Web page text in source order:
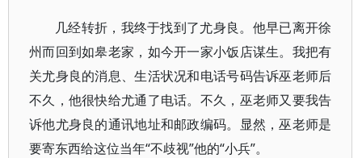
几经转折，我终于找到了尤身良。他早已离开徐
州而回到如皋老家，如今开一家小饭店谋生。我把有
关尤身良的消息、生活状况和电话号码告诉巫老师后
不久，他很快给尤通了电话。不久，巫老师又要我告
诉他尤身良的通讯地址和邮政编码。显然，巫老师是
要寄东西给这位当年“不歧视”他的“小兵”。